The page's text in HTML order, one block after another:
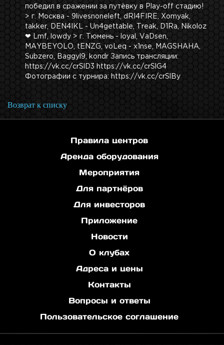
победил в сражении за путёвку в Play-off стадию!
> г. Москва - 9livesnoneleft, dRI4FIRE, Xomyak,
takker, DEN4IKL - Un4gettable, Treak, D1Ra, Nikoloz
❤ Lmf, lowdy > г. Тюмень - loyal, VaDsen,
MAYBEYOLO, tENZG, voLeq - x1nse, MAGSHAHA,
Subzero, Baggyl9, kondr Запись трансляции:
https://vk.cc/crSlD3 https://vk.cc/crSlG4
Фотографии с турнира: https://vk.cc/crSlBy
Возврат к списку
Правила центров
Аренда оборудования
Мероприятия
Для партнёров
Для инвесторов
Приложение
Новости
О клубах
Адреса и цены
Контакты
Вопросы и ответы
Пользовательское соглашение